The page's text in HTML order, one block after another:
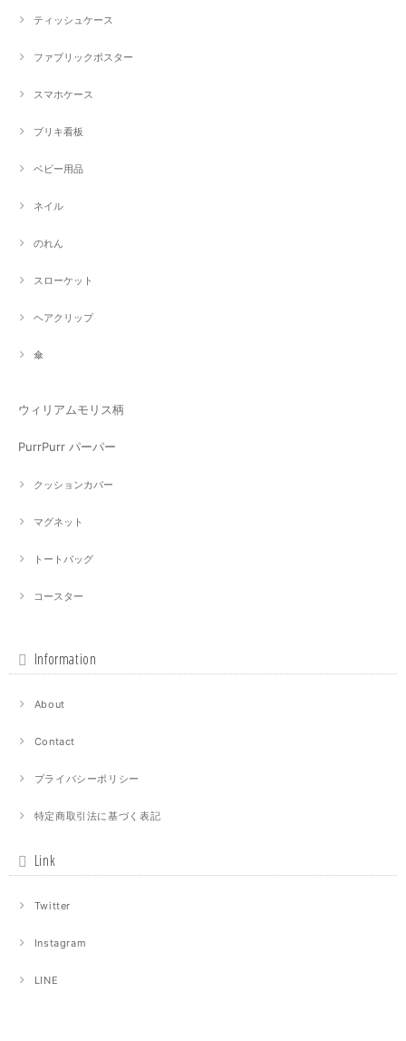
ティッシュケース
ファブリックポスター
スマホケース
ブリキ看板
ベビー用品
ネイル
のれん
スローケット
ヘアクリップ
傘
ウィリアムモリス柄
PurrPurr パーパー
クッションカバー
マグネット
トートバッグ
コースター
Information
About
Contact
プライバシーポリシー
特定商取引法に基づく表記
Link
Twitter
Instagram
LINE